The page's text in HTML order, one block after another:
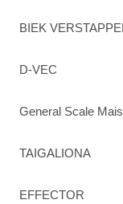
BIEK
D-VEC
General Scale
TAIGALIONA
EFFECTOR